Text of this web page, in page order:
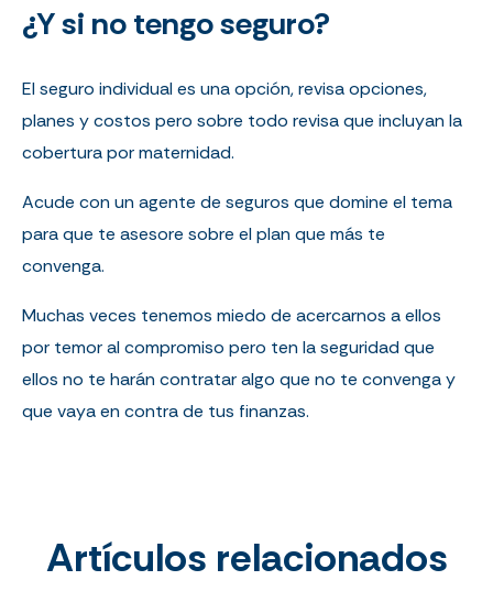
¿Y si no tengo seguro?
El seguro individual es una opción, revisa opciones,
planes y costos pero sobre todo revisa que incluyan la
cobertura por maternidad.
Acude con un agente de seguros que domine el tema
para que te asesore sobre el plan que más te
convenga.
Muchas veces tenemos miedo de acercarnos a ellos
por temor al compromiso pero ten la seguridad que
ellos no te harán contratar algo que no te convenga y
que vaya en contra de tus finanzas.
Artículos relacionados